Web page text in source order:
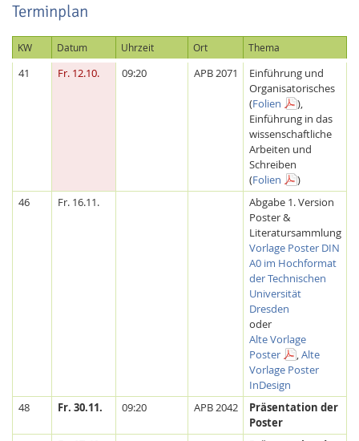
Terminplan
KW Datum Uhrzeit Ort Thema
41 Fr. 12.10. 09:20 APB 2071
Einführung und
Organisatorisches
(Folien
),
Einführung in das
wissenschaftliche
Arbeiten und
Schreiben
(Folien
)
46
Fr. 16.11.
Abgabe 1. Version
Poster &
Literatursammlung
Vorlage Poster DIN
A0 im Hochformat
der Technischen
Universität
Dresden
oder
Alte Vorlage
Poster
,Alte
Vorlage Poster
InDesign
48
Fr. 30.11. 09:20 APB 2042
Präsentation der
Poster